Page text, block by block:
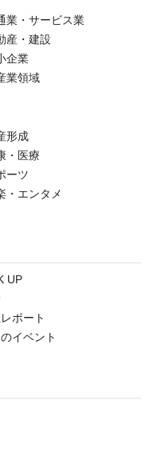
業・サービス業
産・建設
企業
業領域
形成
・医療
ーツ
・エンタメ
UP
ポート
イベント